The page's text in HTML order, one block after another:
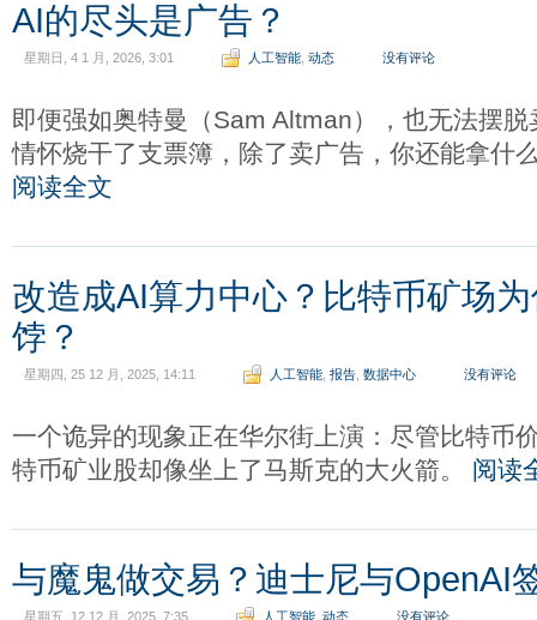
AI的尽头是广告？
星期日, 4 1 月, 2026, 3:01 人工智能 动态 没有评论
即便强如奥特曼（Sam Altman），也无法摆
情怀烧干了支票簿，除了卖广告，你还能拿什
阅读全文
改造成AI算力中心？比特币矿场
饽？
星期四, 25 12 月, 2025, 14:11 人工智能 报告 数据中心 没有评论
一个诡异的现象正在华尔街上演：尽管比特币
特币矿业股却像坐上了马斯克的大火箭。 阅读
与魔鬼做交易？迪士尼与OpenAI
星期五, 12 12 月, 2025, 7:35 人工智能 动态 没有评论